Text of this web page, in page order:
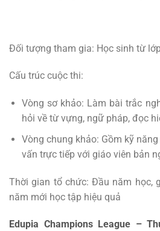
Đối tượng tham gia: Học sinh từ
Cấu trúc cuộc thi:
Vòng sơ khảo: Làm bài trắc
hỏi về từ vựng, ngữ pháp, đọc
Vòng chung khảo: Gồm kỹ
vấn trực tiếp với giáo viên bản
Thời gian tổ chức: Đầu năm học,
năm mới học tập hiệu quả
Edupia Champions League –